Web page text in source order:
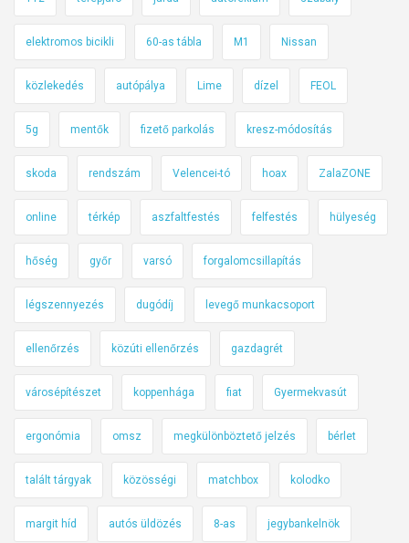
elektromos bicikli 60-as tábla M1 Nissan
közlekedés autópálya Lime dízel FEOL
5g mentők fizető parkolás kresz-módosítás
skoda rendszám Velencei-tó hoax ZalaZONE
online térkép aszfaltfestés felfestés hülyeség
hőség győr varsó forgalomcsillapítás
légszennyezés dugódíj levegő munkacsoport
ellenőrzés közúti ellenőrzés gazdagrét
városépítészet koppenhága fiat Gyermekvasút
ergonómia omsz megkülönböztető jelzés bérlet
talált tárgyak közösségi matchbox kolodko
margit híd autós üldözés 8-as jegybankelnök